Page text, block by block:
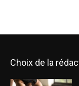
Choix de la